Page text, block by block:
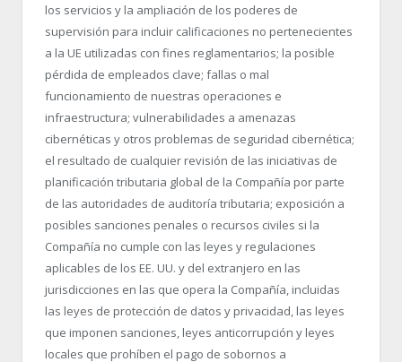
los servicios y la ampliación de los poderes de
supervisión para incluir calificaciones no pertenecientes
a la UE utilizadas con fines reglamentarios; la posible
pérdida de empleados clave; fallas o mal
funcionamiento de nuestras operaciones e
infraestructura; vulnerabilidades a amenazas
cibernéticas y otros problemas de seguridad cibernética;
el resultado de cualquier revisión de las iniciativas de
planificación tributaria global de la Compañía por parte
de las autoridades de auditoría tributaria; exposición a
posibles sanciones penales o recursos civiles si la
Compañía no cumple con las leyes y regulaciones
aplicables de los EE. UU. y del extranjero en las
jurisdicciones en las que opera la Compañía, incluidas
las leyes de protección de datos y privacidad, las leyes
que imponen sanciones, leyes anticorrupción y leyes
locales que prohíben el pago de sobornos a